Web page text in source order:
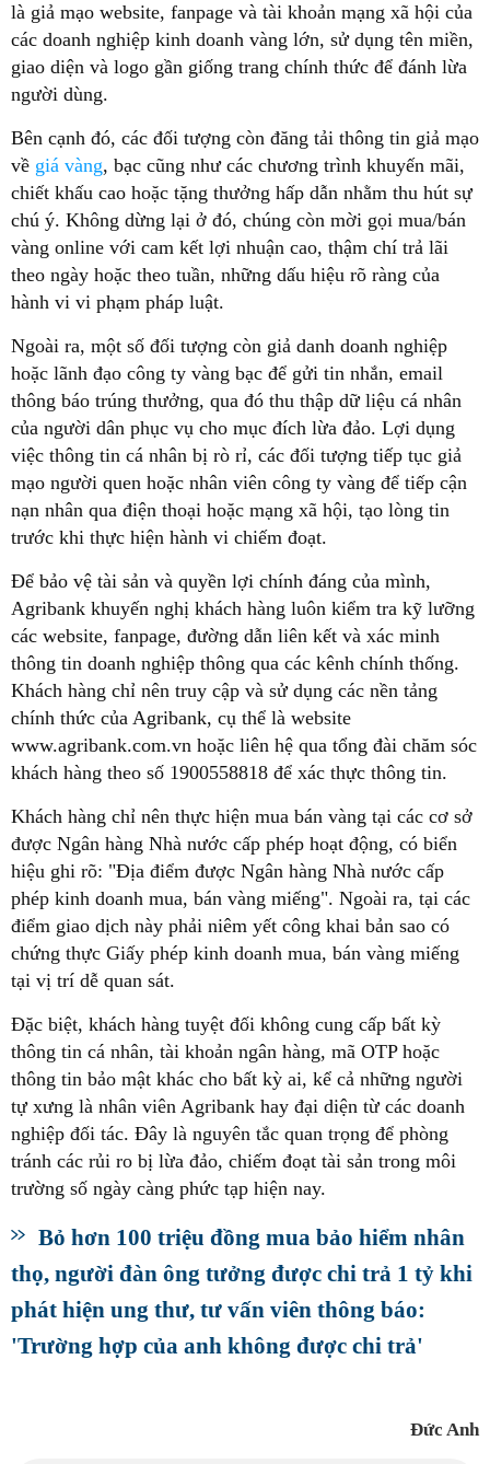
là giả mạo website, fanpage và tài khoản mạng xã hội của
các doanh nghiệp kinh doanh vàng lớn, sử dụng tên miền,
giao diện và logo gần giống trang chính thức để đánh lừa
người dùng.
Bên cạnh đó, các đối tượng còn đăng tải thông tin giả mạo
về giá vàng, bạc cũng như các chương trình khuyến mãi,
chiết khấu cao hoặc tặng thưởng hấp dẫn nhằm thu hút sự
chú ý. Không dừng lại ở đó, chúng còn mời gọi mua/bán
vàng online với cam kết lợi nhuận cao, thậm chí trả lãi
theo ngày hoặc theo tuần, những dấu hiệu rõ ràng của
hành vi vi phạm pháp luật.
Ngoài ra, một số đối tượng còn giả danh doanh nghiệp
hoặc lãnh đạo công ty vàng bạc để gửi tin nhắn, email
thông báo trúng thưởng, qua đó thu thập dữ liệu cá nhân
của người dân phục vụ cho mục đích lừa đảo. Lợi dụng
việc thông tin cá nhân bị rò rỉ, các đối tượng tiếp tục giả
mạo người quen hoặc nhân viên công ty vàng để tiếp cận
nạn nhân qua điện thoại hoặc mạng xã hội, tạo lòng tin
trước khi thực hiện hành vi chiếm đoạt.
Để bảo vệ tài sản và quyền lợi chính đáng của mình,
Agribank khuyến nghị khách hàng luôn kiểm tra kỹ lưỡng
các website, fanpage, đường dẫn liên kết và xác minh
thông tin doanh nghiệp thông qua các kênh chính thống.
Khách hàng chỉ nên truy cập và sử dụng các nền tảng
chính thức của Agribank, cụ thể là website
www.agribank.com.vn hoặc liên hệ qua tổng đài chăm sóc
khách hàng theo số 1900558818 để xác thực thông tin.
Khách hàng chỉ nên thực hiện mua bán vàng tại các cơ sở
được Ngân hàng Nhà nước cấp phép hoạt động, có biển
hiệu ghi rõ: "Địa điểm được Ngân hàng Nhà nước cấp
phép kinh doanh mua, bán vàng miếng". Ngoài ra, tại các
điểm giao dịch này phải niêm yết công khai bản sao có
chứng thực Giấy phép kinh doanh mua, bán vàng miếng
tại vị trí dễ quan sát.
Đặc biệt, khách hàng tuyệt đối không cung cấp bất kỳ
thông tin cá nhân, tài khoản ngân hàng, mã OTP hoặc
thông tin bảo mật khác cho bất kỳ ai, kể cả những người
tự xưng là nhân viên Agribank hay đại diện từ các doanh
nghiệp đối tác. Đây là nguyên tắc quan trọng để phòng
tránh các rủi ro bị lừa đảo, chiếm đoạt tài sản trong môi
trường số ngày càng phức tạp hiện nay.
Bỏ hơn 100 triệu đồng mua bảo hiểm nhân
thọ, người đàn ông tưởng được chi trả 1 tỷ khi
phát hiện ung thư, tư vấn viên thông báo:
'Trường hợp của anh không được chi trả'
Đức Anh